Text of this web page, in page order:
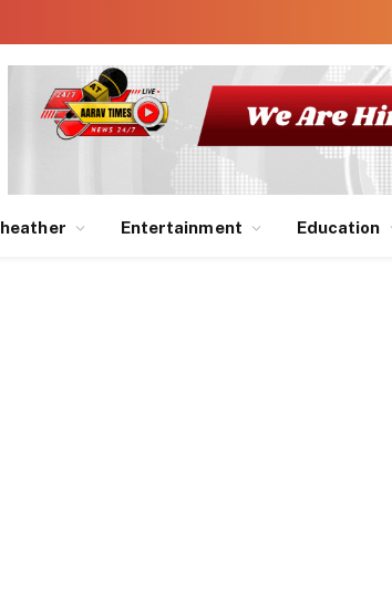
Entertainment Education